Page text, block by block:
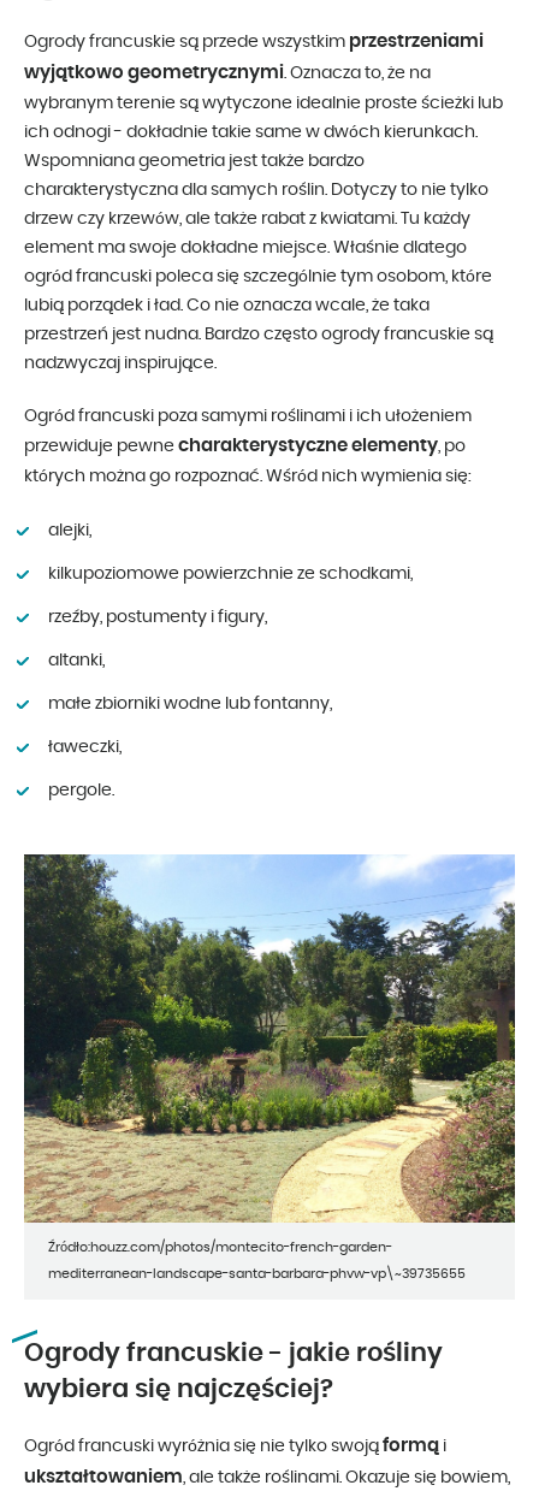
Ogrody francuskie są przede wszystkim przestrzeniami
wyjątkowo geometrycznymi. Oznacza to, że na
wybranym terenie są wytyczone idealnie proste ścieżki lub
ich odnogi - dokładnie takie same w dwóch kierunkach.
Wspomniana geometria jest także bardzo
charakterystyczna dla samych roślin. Dotyczy to nie tylko
drzew czy krzewów, ale także rabat z kwiatami. Tu każdy
element ma swoje dokładne miejsce. Właśnie dlatego
ogród francuski poleca się szczególnie tym osobom, które
lubią porządek i ład. Co nie oznacza wcale, że taka
przestrzeń jest nudna. Bardzo często ogrody francuskie są
nadzwyczaj inspirujące.
Ogród francuski poza samymi roślinami i ich ułożeniem
przewiduje pewne charakterystyczne elementy, po
których można go rozpoznać. Wśród nich wymienia się:
alejki,
kilkupoziomowe powierzchnie ze schodkami,
rzeźby, postumenty i figury,
altanki,
małe zbiorniki wodne lub fontanny,
ławeczki,
pergole.
Źródło:houzz.com/photos/montecito-french-garden-
mediterranean-landscape-santa-barbara-phvw-vp\~39735655
Ogrody francuskie - jakie rośliny
wybiera się najczęściej?
Ogród francuski wyróżnia się nie tylko swoją formą i
ukształtowaniem, ale także roślinami. Okazuje się bowiem,